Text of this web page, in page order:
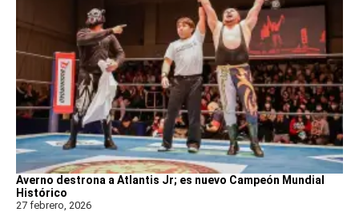
Averno destrona a Atlantis Jr; es nuevo Campeón Mundial
Histórico
27 febrero, 2026